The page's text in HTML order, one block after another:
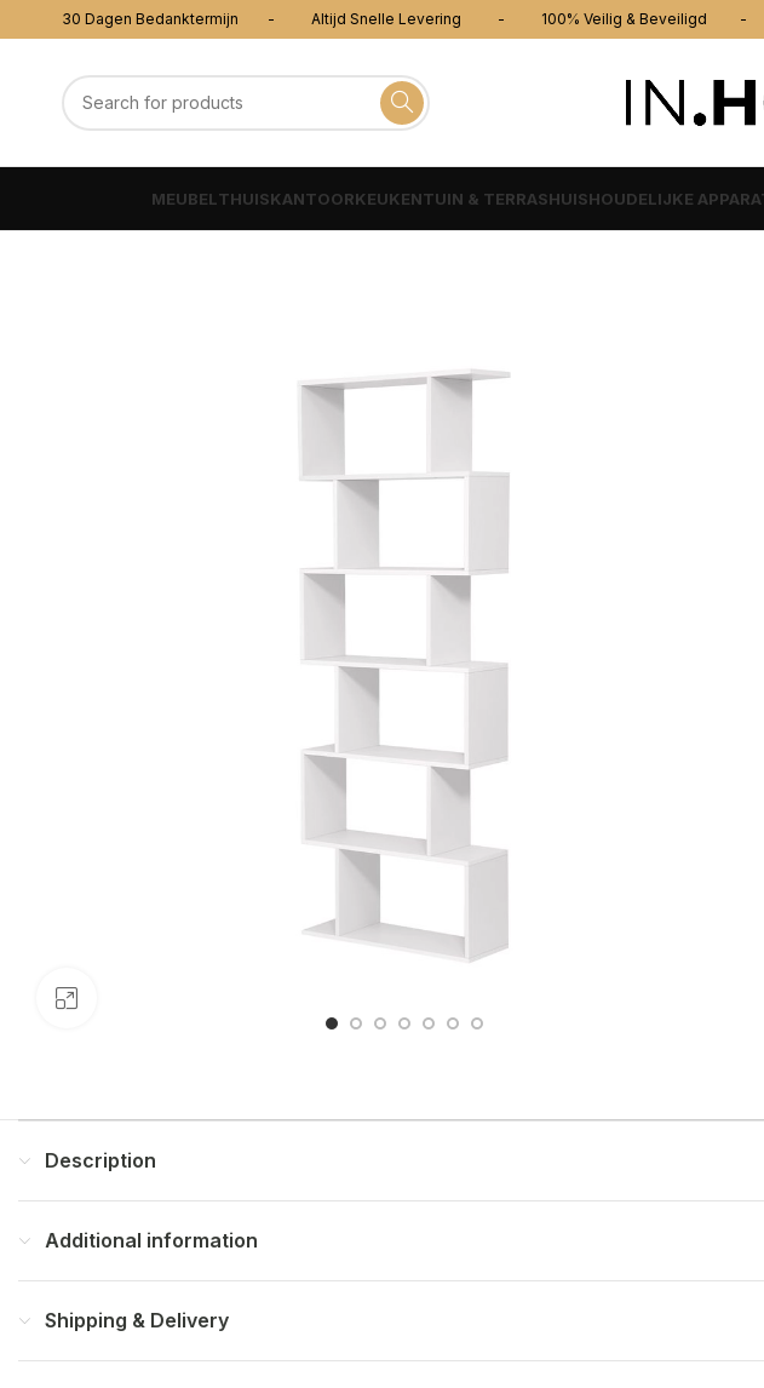
30 Dagen Bedanktermijn - Altijd Snelle Levering - 100% Veilig & Beveiligd -
MEUBEL THUISKANTOORKEUKENTUIN & TERRASHUISHOUDELIJKE
Description
Additional information
Shipping & Delivery